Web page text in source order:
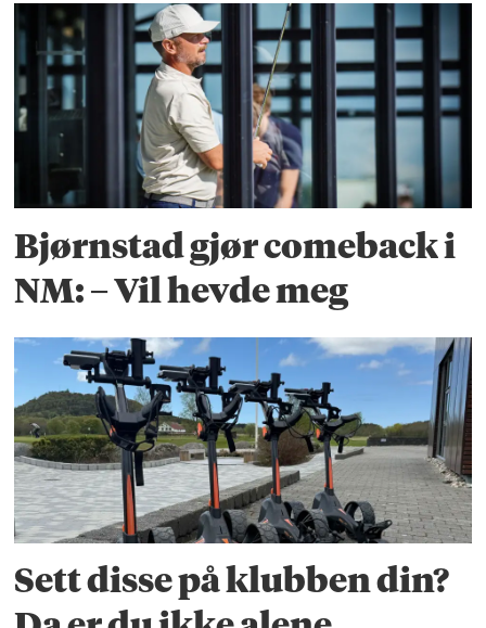
Bjørnstad gjør comeback i
NM: – Vil hevde meg
Sett disse på klubben din?